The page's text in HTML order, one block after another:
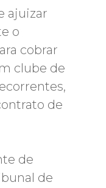
ajuizar
o
cobrar
clube de
de
de
de